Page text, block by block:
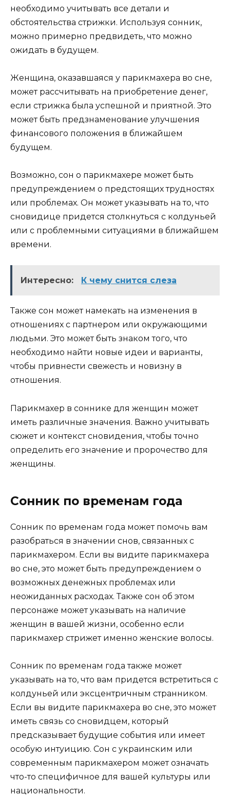
необходимо учитывать все детали и
обстоятельства стрижки. Используя сонник,
можно примерно предвидеть, что можно
ожидать в будущем.
Женщина, оказавшаяся у парикмахера во сне,
может рассчитывать на приобретение денег,
если стрижка была успешной и приятной. Это
может быть предзнаменование улучшения
финансового положения в ближайшем
будущем.
Возможно, сон о парикмахере может быть
предупреждением о предстоящих трудностях
или проблемах. Он может указывать на то, что
сновидице придется столкнуться с колдуньей
или с проблемными ситуациями в ближайшем
времени.
Интересно: К чему снится слеза
Также сон может намекать на изменения в
отношениях с партнером или окружающими
людьми. Это может быть знаком того, что
необходимо найти новые идеи и варианты,
чтобы привнести свежесть и новизну в
отношения.
Парикмахер в соннике для женщин может
иметь различные значения. Важно учитывать
сюжет и контекст сновидения, чтобы точно
определить его значение и пророчество для
женщины.
Сонник по временам года
Сонник по временам года может помочь вам
разобраться в значении снов, связанных с
парикмахером. Если вы видите парикмахера
во сне, это может быть предупреждением о
возможных денежных проблемах или
неожиданных расходах. Также сон об этом
персонаже может указывать на наличие
женщин в вашей жизни, особенно если
парикмахер стрижет именно женские волосы.
Сонник по временам года также может
указывать на то, что вам придется встретиться с
колдуньей или эксцентричным странником.
Если вы видите парикмахера во сне, это может
иметь связь со сновидцем, который
предсказывает будущие события или имеет
особую интуицию. Сон с украинским или
современным парикмахером может означать
что-то специфичное для вашей культуры или
национальности.